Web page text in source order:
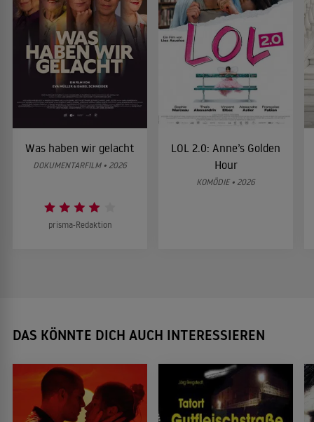
Was haben wir gelacht
DOKUMENTARFILM • 2026
prisma-Redaktion
LOL 2.0: Anne’s Golden
Hour
KOMÖDIE • 2026
DAS KÖNNTE DICH AUCH INTERESSIEREN